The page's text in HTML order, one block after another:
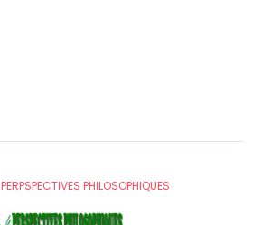
PERPSPECTIVES PHILOSOPHIQUES